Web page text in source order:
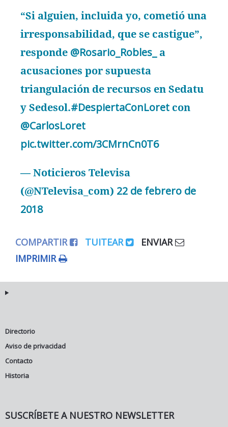
“Si alguien, incluida yo, cometió una
irresponsabilidad, que se castigue”,
responde @Rosario_Robles_ a
acusaciones por supuesta
triangulación de recursos en Sedatu
y Sedesol.#DespiertaConLoret con
@CarlosLoret
pic.twitter.com/3CMrnCn0T6
— Noticieros Televisa
(@NTelevisa_com) 22 de febrero de
2018
COMPARTIR TUITEAR
ENVIAR
IMPRIMIR
Directorio
Aviso de privacidad
Contacto
Historia
SUSCRÍBETE A NUESTRO NEWSLETTER